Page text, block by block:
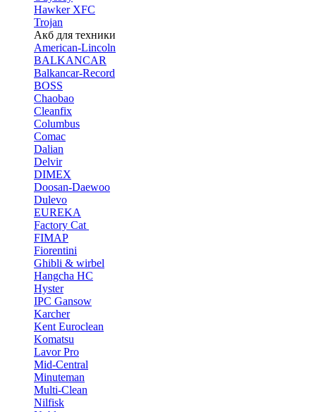
Hawker XFC
Trojan
Акб для техники
American-Lincoln
BALKANCAR
Balkancar-Record
BOSS
Chaobao
Cleanfix
Columbus
Comac
Dalian
Delvir
DIMEX
Doosan-Daewoo
Dulevo
EUREKA
Factory Cat
FIMAP
Fiorentini
Ghibli & wirbel
Hangcha HC
Hyster
IPC Gansow
Karcher
Kent Euroclean
Komatsu
Lavor Pro
Mid-Central
Minuteman
Multi-Clean
Nilfisk